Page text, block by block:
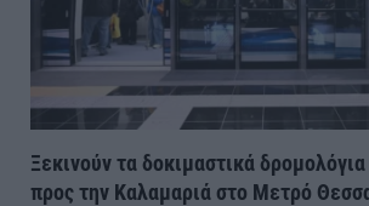
Ξεκινούν τα δοκιμαστικά
προς την Καλαμαριά στο Μετρό